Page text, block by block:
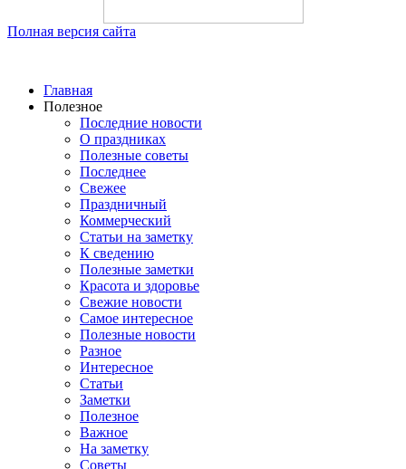
Полная версия сайта
Главная
Полезное
Последние новости
О праздниках
Полезные советы
Последнее
Свежее
Праздничный
Коммерческий
Статьи на заметку
К сведению
Полезные заметки
Красота и здоровье
Свежие новости
Самое интересное
Полезные новости
Разное
Интересное
Статьи
Заметки
Полезное
Важное
На заметку
Советы